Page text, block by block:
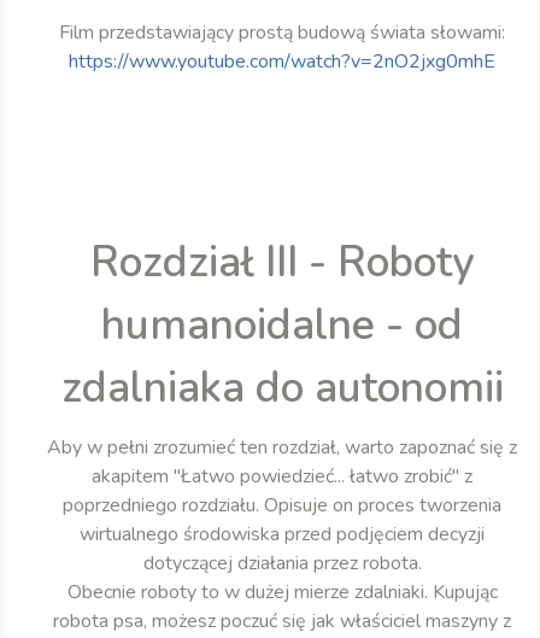
Film przedstawiający prostą budową świata słowami:
https://www.youtube.com/watch?v=2nO2jxg0mhE
Rozdział III - Roboty
humanoidalne - od
zdalniaka do autonomii
Aby w pełni zrozumieć ten rozdział, warto zapoznać się z
akapitem "Łatwo powiedzieć... łatwo zrobić" z
poprzedniego rozdziału. Opisuje on proces tworzenia
wirtualnego środowiska przed podjęciem decyzji
dotyczącej działania przez robota.
Obecnie roboty to w dużej mierze zdalniaki. Kupując
robota psa, możesz poczuć się jak właściciel maszyny z